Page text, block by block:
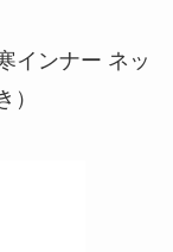
インナー ネッ